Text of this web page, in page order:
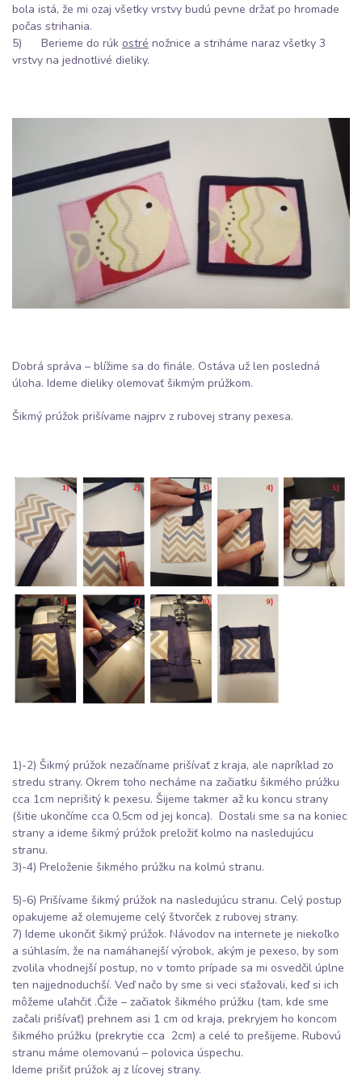
bola istá, že mi ozaj všetky vrstvy budú pevne držať po hromade
počas strihania.
5) Berieme do rúk ostré nožnice a striháme naraz všetky 3
vrstvy na jednotlivé dieliky.
Dobrá správa – blížime sa do finále. Ostáva už len posledná
úloha. Ideme dieliky olemovať šikmým prúžkom.
Šikmý prúžok prišívame najprv z rubovej strany pexesa.
1)-2) Šikmý prúžok nezačíname prišívať z kraja, ale napríklad zo
stredu strany. Okrem toho necháme na začiatku šikmého prúžku
cca 1cm neprišitý k pexesu. Šijeme takmer až ku koncu strany
(šitie ukončíme cca 0,5cm od jej konca). Dostali sme sa na koniec
strany a ideme šikmý prúžok preložiť kolmo na nasledujúcu
stranu.
3)-4) Preloženie šikmého prúžku na kolmú stranu.
5)-6) Prišívame šikmý prúžok na nasledujúcu stranu. Celý postup
opakujeme až olemujeme celý štvorček z rubovej strany.
7) Ideme ukončiť šikmý prúžok. Návodov na internete je niekoľko
a súhlasím, že na namáhanejší výrobok, akým je pexeso, by som
zvolila vhodnejší postup, no v tomto prípade sa mi osvedčil úplne
ten najjednoduchší. Veď načo by sme si veci sťažovali, keď si ich
môžeme uľahčiť .Čiže – začiatok šikmého prúžku (tam, kde sme
začali prišívať) prehnem asi 1 cm od kraja, prekryjem ho koncom
šikmého prúžku (prekrytie cca 2cm) a celé to prešijeme. Rubovú
stranu máme olemovanú – polovica úspechu.
Ideme prišiť prúžok aj z lícovej strany.